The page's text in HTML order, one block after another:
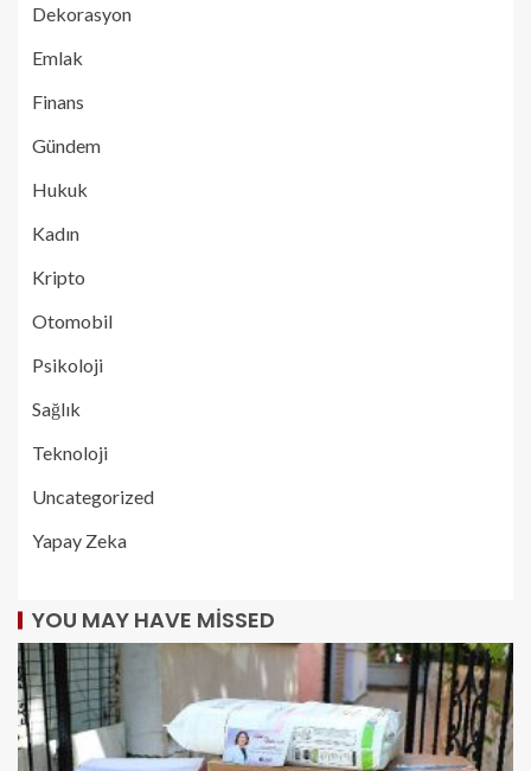
Dekorasyon
Emlak
Finans
Gündem
Hukuk
Kadın
Kripto
Otomobil
Psikoloji
Sağlık
Teknoloji
Uncategorized
Yapay Zeka
YOU MAY HAVE MISSED